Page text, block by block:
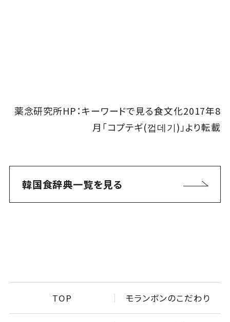
薬念研究所HP：キーワードで見る食文化2017年8
月「コプテギ(껍데기)」より転載
韓国食辞典一覧を見る
TOP モランボンのこだわり